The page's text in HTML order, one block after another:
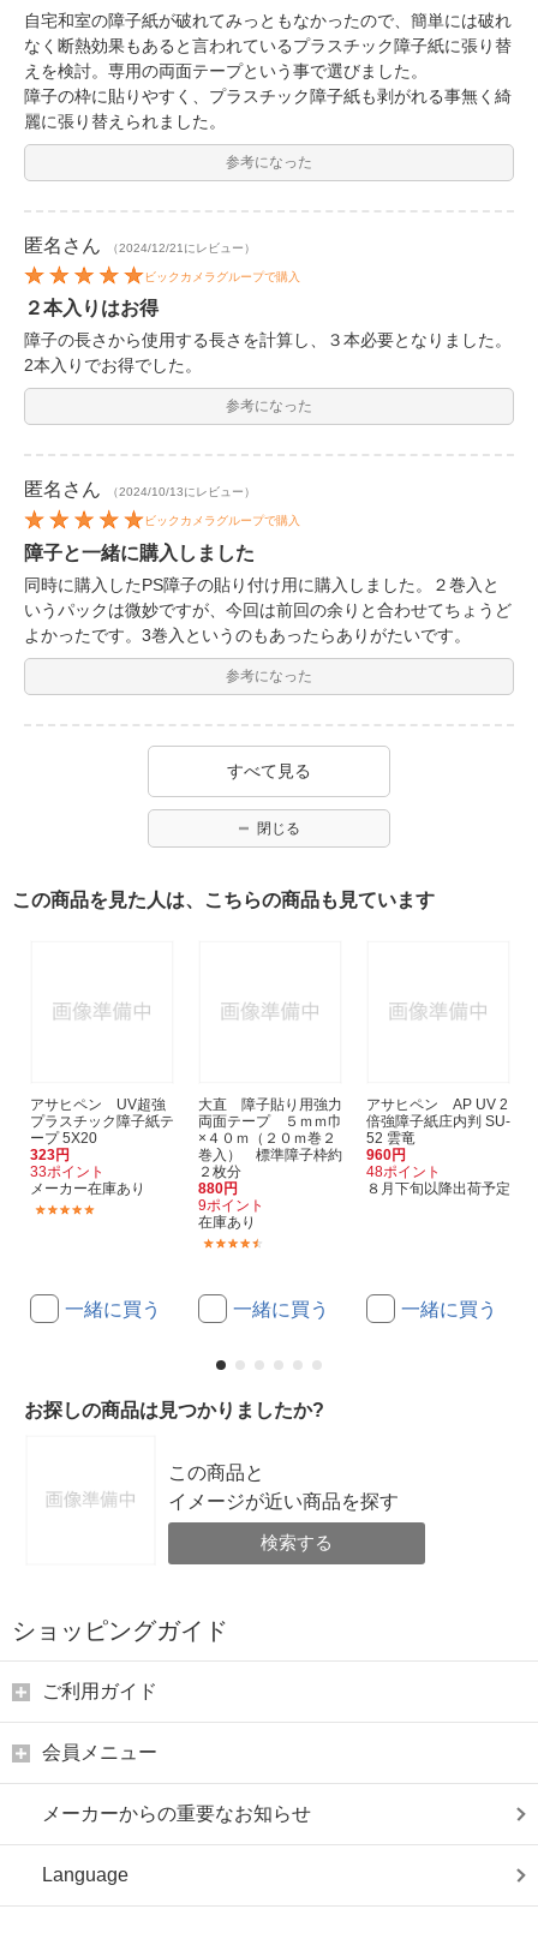
自宅和室の障子紙が破れてみっともなかったので、簡単には破れ
なく断熱効果もあると言われているプラスチック障子紙に張り替
えを検討。専用の両面テープという事で選びました。
障子の枠に貼りやすく、プラスチック障子紙も剥がれる事無く綺
麗に張り替えられました。
参考になった
匿名 さん （2024/12/21にレビュー）
ビックカメラグループで購入
２本入りはお得
障子の長さから使用する長さを計算し、３本必要となりました。
2本入りでお得でした。
参考になった
匿名 さん （2024/10/13にレビュー）
ビックカメラグループで購入
障子と一緒に購入しました
同時に購入したPS障子の貼り付け用に購入しました。２巻入と
いうパックは微妙ですが、今回は前回の余りと合わせてちょうど
よかったです。3巻入というのもあったらありがたいです。
参考になった
すべて見る
閉じる
この商品を見た人は、こちらの商品も見ています
アサヒペン UV超強
プラスチック障子紙テ
ープ 5X20
323円
33ポイント
メーカー在庫あり
一緒に買う
大直 障子貼り用強力
両面テープ ５ｍｍ巾
×４０ｍ（２０ｍ巻２
巻入） 標準障子枠約
２枚分
880円
9ポイント
在庫あり
一緒に買う
アサヒペン AP UV 2
倍強障子紙庄内判 SU-
52 雲竜
960円
48ポイント
８月下旬以降出荷予定
一緒に買う
お探しの商品は見つかりましたか?
この商品と
イメージが近い商品を探す
検索する
ショッピングガイド
ご利用ガイド
会員メニュー
メーカーからの重要なお知らせ
Language